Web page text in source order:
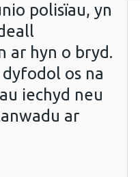
polisïau, yn
ar hyn o bryd.
os na
iechyd neu
ar